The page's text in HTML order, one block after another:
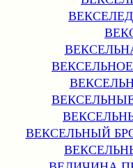
ВЕКСЕЛЬНЫЙ